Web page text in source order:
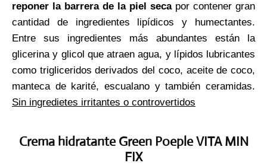
reponer la barrera de la piel seca por contener gran
cantidad de ingredientes lipídicos y humectantes.
Entre sus ingredientes más abundantes están la
glicerina y glicol que atraen agua, y lípidos lubricantes
como trigliceridos derivados del coco, aceite de coco,
manteca de karité, escualano y también ceramidas.
Sin ingredietes irritantes o controvertidos
Crema hidratante Green Poeple VITA MIN
FIX